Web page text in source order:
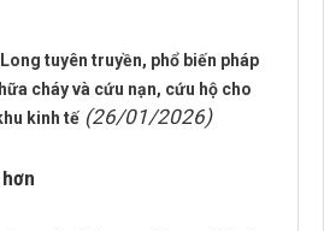
tuyên truyền, phổ biến pháp
cháy và cứu nạn, cứu hộ cho
kinh tế (26/01/2026)